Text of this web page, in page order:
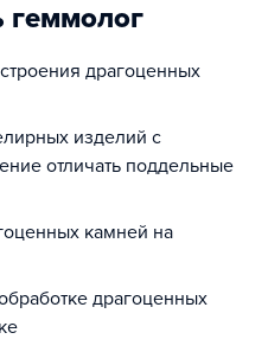
геммолог
драгоценных
изделий с
отличать поддельные
камней на
драгоценных